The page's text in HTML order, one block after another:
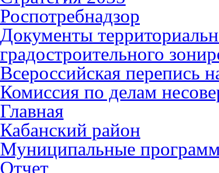
Роспотребнадзор
Документы
градостроительного
Всероссийская перепись
Комиссия по делам
Главная
Кабанский район
Муниципальные
Отчет